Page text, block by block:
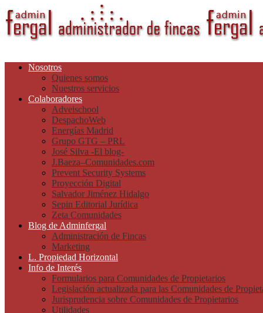
Nosotros
Quienes somos
Nuestros servicios
Colaboradores
Adveischool
DespachoWeb
Energías Madrid
Grupo GTG – PRL
José Silva -El blog-
J.Baeza–Comunidades.com
Prevent Security Systems
Proyección Digital
Salvador Jiménez Hidalgo
Sepin Editorial Jurídica
Zeta Comunidades
Blog de Adminfergal
Administración de Fincas
Marketing
L. Propiedad Horizontal
Info de Interés
Formularios para Comunidades de Propietarios
Legislación actualizada para las Comunidades de
Jurisprudencia sobre Comunidades de Propietarios
Utilidades